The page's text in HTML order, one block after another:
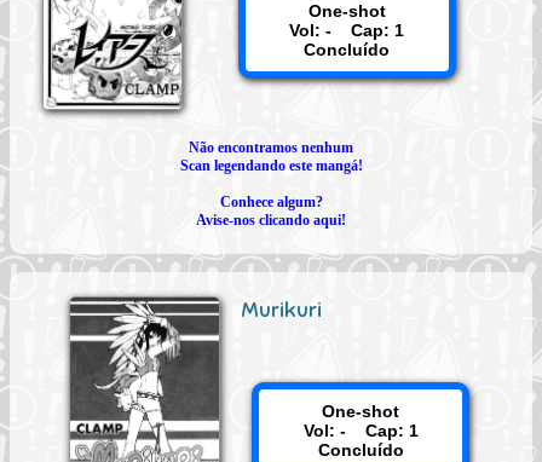
One-shot
Vol: - Cap: 1
Concluído
Não encontramos nenhum
Scan legendando este mangá!
Conhece algum?
Avise-nos clicando aqui!
Murikuri
One-shot
Vol: - Cap: 1
Concluído